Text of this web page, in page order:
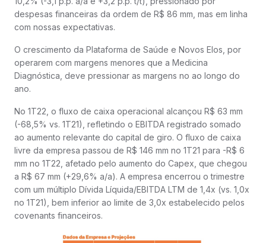
despesas financeiras da ordem de R$ 86 mm, mas em linha
com nossas expectativas.
O crescimento da Plataforma de Saúde e Novos Elos, por
operarem com margens menores que a Medicina
Diagnóstica, deve pressionar as margens no ao longo do
ano.
No 1T22, o fluxo de caixa operacional alcançou R$ 63 mm
(-68,5% vs. 1T21), refletindo o EBITDA registrado somado
ao aumento relevante do capital de giro. O fluxo de caixa
livre da empresa passou de R$ 146 mm no 1T21 para -R$ 6
mm no 1T22, afetado pelo aumento do Capex, que chegou
a R$ 67 mm (+29,6% a/a). A empresa encerrou o trimestre
com um múltiplo Dívida Líquida/EBITDA LTM de 1,4x (vs. 1,0x
no 1T21), bem inferior ao limite de 3,0x estabelecido pelos
covenants financeiros.